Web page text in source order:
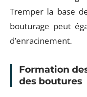
Tremper la base
bouturage peut
d’enracinement.
Formation
des boutures